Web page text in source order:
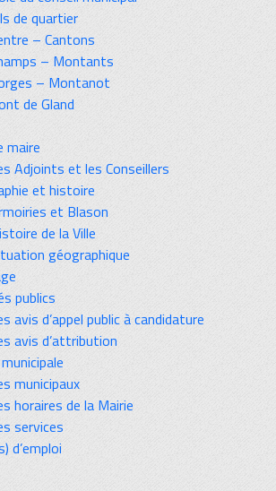
de quartier
– Cantons
– Montants
– Montanot
de Gland
maire
Adjoints et les Conseillers
et histoire
et Blason
de la Ville
géographique
publics
avis d’appel public à candidature
avis d’attribution
municipaux
horaires de la Mairie
services
d’emploi